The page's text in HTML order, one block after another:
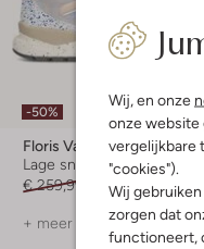
Wij, en onze
onze website
vergelijkbare
"cookies").
Wij
zorgen dat
functioneert,
-50%
Floris Van Bommel
Lage sneakers
€ 259,99
€ 129,99
+ meer kleuren